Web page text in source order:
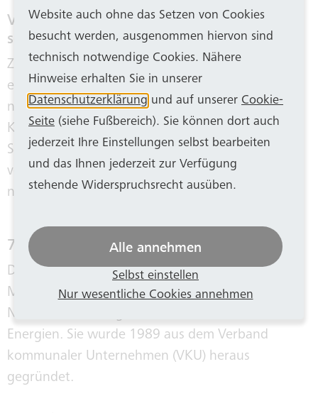
Vermeidbare Treibhausgase werden
schrittweise reduziert
Ziel der Dekarbonisierungsstrategie ist, die
eigenen Leistungen bis spätestens 2035 CO
neutral zu erbringen, also nicht mehr
Kohlenstoffdioxid zu emittieren als an anderer
Stelle kompensiert werden kann. Das heißt, alle
vermeidbaren THG-Emissionen werden nach und
nach komplett heruntergefahren.
78 Stadtwerke gehören Initiative an
Die ASEW ist mit bundesweit mehr als 370
Mitgliedern das größte deutsche Stadtwerke-
Netzwerk für Energieeffizienz und erneuerbare
Energien. Sie wurde 1989 aus dem Verband
kommunaler Unternehmen (VKU) heraus
gegründet.
Website auch ohne das Setzen von Cookies
besucht werden, ausgenommen hiervon sind
technisch notwendige Cookies. Nähere
Hinweise erhalten Sie in unserer
Datenschutzerklärung und auf unserer Cookie-
Seite (siehe Fußbereich). Sie können dort auch
jederzeit Ihre Einstellungen selbst bearbeiten
und das Ihnen jederzeit zur Verfügung
stehende Widerspruchsrecht ausüben.
Alle annehmen
Selbst einstellen
Nur wesentliche Cookies annehmen